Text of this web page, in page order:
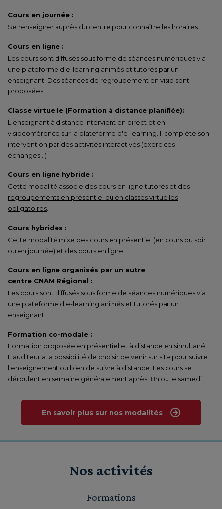
Cours en journée :
Se renseigner auprès du centre pour connaître les horaires.
Cours en ligne :
Les cours sont diffusés sous forme de séances numériques via
une plateforme d’e-learning animés et tutorés par un
enseignant. Des séances de regroupement en visio sont
proposées.
Classe virtuelle (Formation à distance planifiée):
L'enseignant à distance intervient en direct et en
visioconférence sur la plateforme d'e-learning. Il complète son
intervention par des activités interactives (exercices
échanges…)
Cours en ligne hybride :
Cette modalité associe des cours en ligne tutorés et des
regroupements en présentiel ou en classes virtuelles
obligatoires
Cours hybrides :
Cette modalité mixe des cours en présentiel (en cours du soir
ou en journée) et des cours en ligne.
Cours en ligne organisés par un autre
centre CNAM Régional :
Les cours sont diffusés sous forme de séances numériques via
une plateforme d'e-learning animés et tutorés par un
enseignant.
Formation co-modale :
Formation proposée en présentiel et à distance en simultané.
L'auditeur a la possibilité de choisir de venir sur site pour suivre
l'enseignement ou bien de suivre à distance. Les cours se
déroulent en semaine généralement après 18h ou le samedi
En savoir plus sur nos modalités
Nos activités
Formations